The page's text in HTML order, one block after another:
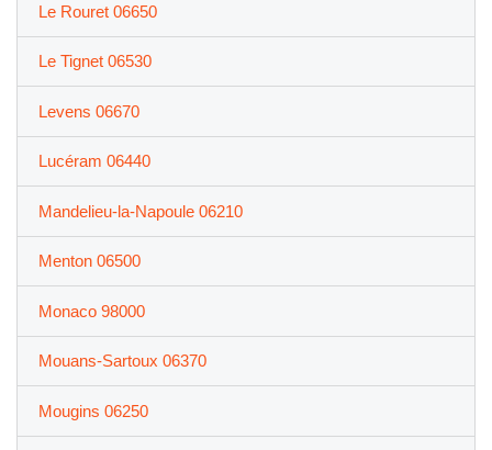
Le Rouret 06650
Le Tignet 06530
Levens 06670
Lucéram 06440
Mandelieu-la-Napoule 06210
Menton 06500
Monaco 98000
Mouans-Sartoux 06370
Mougins 06250